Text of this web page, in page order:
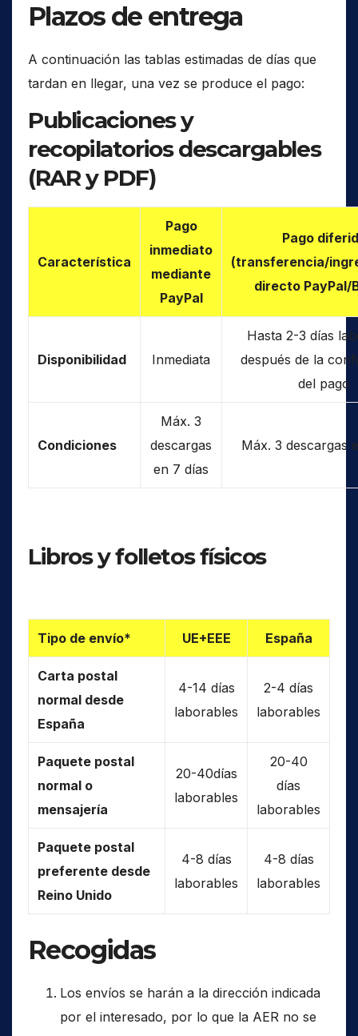
Plazos de entrega
A continuación las tablas estimadas de días que
tardan en llegar, una vez se produce el pago:
Publicaciones y
recopilatorios descargables
(RAR y PDF)
Característica
Pago
inmediato
mediante
PayPal
Pago
(transferencia/
directo PayPal/
Disponibilidad Inmediata
Hasta 2-3 días
después de la
del pago
Condiciones
Máx. 3
descargas
en 7 días
Máx. 3 descargas
Libros y folletos físicos
Tipo de envío* UE+EEE España
Carta postal
normal desde
España
4-14 días
laborables
2-4 días
laborables
Paquete postal
normal o
mensajería
20-40días
laborables
20-40
días
laborables
Paquete postal
preferente desde
Reino Unido
4-8 días
laborables
4-8 días
laborables
Recogidas
Los envíos se harán a la dirección indicada
por el interesado, por lo que la AER no se